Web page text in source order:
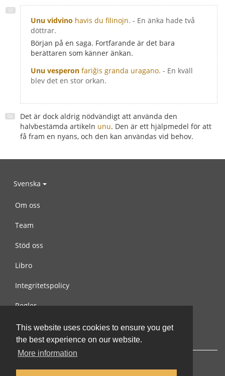
This website uses cookies to ensure you get
the best experience on our website.
More information
Unu vidvino havis du filinojn. - En änka hade två
döttrar.
Början på en saga. Fortfarande är det bara
berättaren som känner änkan.
Unu vesperon fariĝis granda uragano. - En kväll
blev det en stor orkan.
Det är dock aldrig nödvändigt att använda den
halvbestämda artikeln unu. Den är ett hjälpmedel för att
få fram en nyans, och den kan användas vid behov.
Svenska
Om oss
Team
Stöd oss
Libro
Integritetspolicy
Regler
Kontakta oss